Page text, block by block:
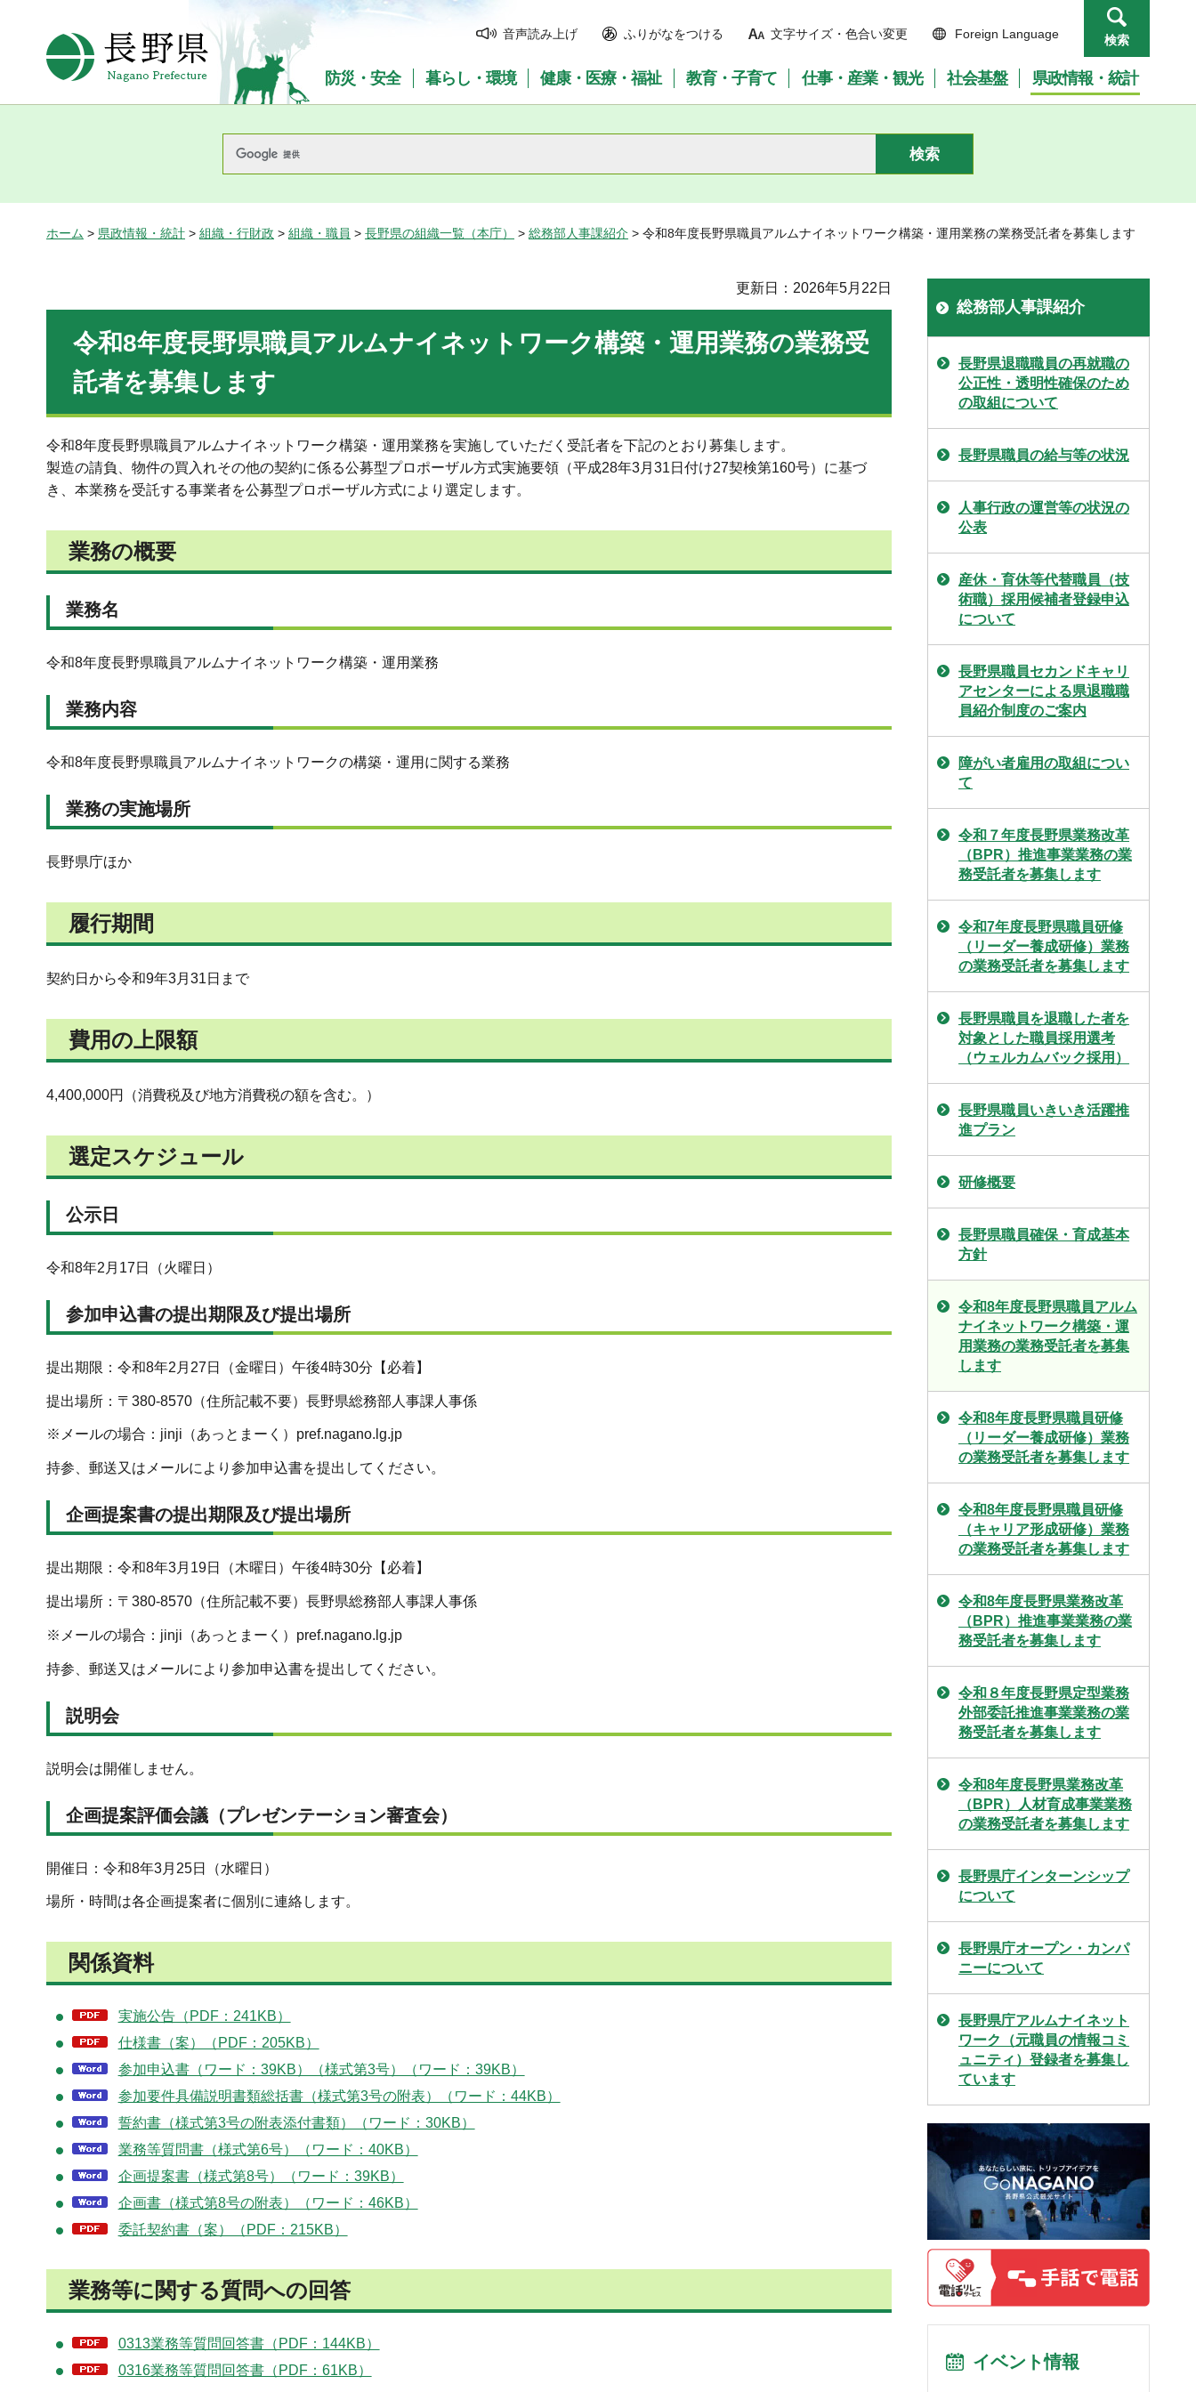
長野県Nagano Prefecture
音声読み上げ ふりがなをつける 文字サイズ・色合い変更 Foreign Language 検索
防災・安全 暮らし・環境 健康・医療・福祉 教育・子育て 仕事・産業・観光 社会基盤 県政情報・統計
ホーム > 県政情報・統計 > 組織・行財政 > 組織・職員 > 長野県の組織一覧（本庁） > 総務部人事課紹介 > 令和8年度長野県職員アルムナイネットワーク構築・運用業務の業務受託者を募集します
更新日：2026年5月22日
令和8年度長野県職員アルムナイネットワーク構築・運用業務の業務受
託者を募集します
令和8年度長野県職員アルムナイネットワーク構築・運用業務を実施していただく受託者を下記のとおり募集します。
製造の請負、物件の買入れその他の契約に係る公募型プロポーザル方式実施要領（平成28年3月31日付け27契検第160号）に基づ
き、本業務を受託する事業者を公募型プロポーザル方式により選定します。
業務の概要
業務名
令和8年度長野県職員アルムナイネットワーク構築・運用業務
業務内容
令和8年度長野県職員アルムナイネットワークの構築・運用に関する業務
業務の実施場所
長野県庁ほか
履行期間
契約日から令和9年3月31日まで
費用の上限額
4,400,000円（消費税及び地方消費税の額を含む。）
選定スケジュール
公示日
令和8年2月17日（火曜日）
参加申込書の提出期限及び提出場所
提出期限：令和8年2月27日（金曜日）午後4時30分【必着】
提出場所：〒380-8570（住所記載不要）長野県総務部人事課人事係
※メールの場合：jinji（あっとまーく）pref.nagano.lg.jp
持参、郵送又はメールにより参加申込書を提出してください。
企画提案書の提出期限及び提出場所
提出期限：令和8年3月19日（木曜日）午後4時30分【必着】
提出場所：〒380-8570（住所記載不要）長野県総務部人事課人事係
※メールの場合：jinji（あっとまーく）pref.nagano.lg.jp
持参、郵送又はメールにより参加申込書を提出してください。
説明会
説明会は開催しません。
企画提案評価会議（プレゼンテーション審査会）
開催日：令和8年3月25日（水曜日）
場所・時間は各企画提案者に個別に連絡します。
関係資料
実施公告（PDF：241KB）
仕様書（案）（PDF：205KB）
参加申込書（ワード：39KB）（様式第3号）（ワード：39KB）
参加要件具備説明書類総括書（様式第3号の附表）（ワード：44KB）
誓約書（様式第3号の附表添付書類）（ワード：30KB）
業務等質問書（様式第6号）（ワード：40KB）
企画提案書（様式第8号）（ワード：39KB）
企画書（様式第8号の附表）（ワード：46KB）
委託契約書（案）（PDF：215KB）
業務等に関する質問への回答
0313業務等質問回答書（PDF：144KB）
0316業務等質問回答書（PDF：61KB）
総務部人事課紹介
長野県退職職員の再就職の
公正性・透明性確保のため
の取組について
長野県職員の給与等の状況
人事行政の運営等の状況の
公表
産休・育休等代替職員（技
術職）採用候補者登録申込
について
長野県職員セカンドキャリ
アセンターによる県退職職
員紹介制度のご案内
障がい者雇用の取組につい
て
令和７年度長野県業務改革
（BPR）推進事業業務の業
務受託者を募集します
令和7年度長野県職員研修
（リーダー養成研修）業務
の業務受託者を募集します
長野県職員を退職した者を
対象とした職員採用選考
（ウェルカムバック採用）
長野県職員いきいき活躍推
進プラン
研修概要
長野県職員確保・育成基本
方針
令和8年度長野県職員アルム
ナイネットワーク構築・運
用業務の業務受託者を募集
します
令和8年度長野県職員研修
（リーダー養成研修）業務
の業務受託者を募集します
令和8年度長野県職員研修
（キャリア形成研修）業務
の業務受託者を募集します
令和8年度長野県業務改革
（BPR）推進事業業務の業
務受託者を募集します
令和８年度長野県定型業務
外部委託推進事業業務の業
務受託者を募集します
令和8年度長野県業務改革
（BPR）人材育成事業業務
の業務受託者を募集します
長野県庁インターンシップ
について
長野県庁オープン・カンパ
ニーについて
長野県庁アルムナイネット
ワーク（元職員の情報コミ
ュニティ）登録者を募集し
ています
イベント情報